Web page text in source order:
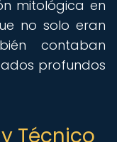
mitológica en
no solo eran
contaban
profundos
Técnico